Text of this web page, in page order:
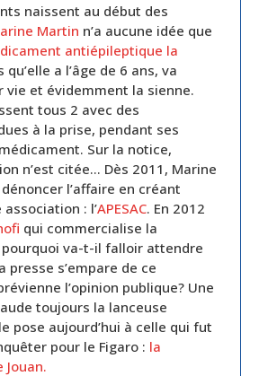
naissent au début des
Martin n’a aucune idée que
antiépileptique la
qu’elle a l’âge de 6 ans, va
vie et évidemment la sienne.
tous 2 avec des
à la prise, pendant ses
Sur la notice,
n’est citée… Dès 2011, Marine
l’affaire en créant
: l’APESAC. En 2012
qui commercialise la
pourquoi va-t-il falloir attendre
presse s’empare de ce
l’opinion publique? Une
toujours la lanceuse
pose aujourd’hui à celle qui fut
pour le Figaro : la